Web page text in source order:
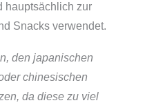
hauptsächlich zur
Snacks verwendet.
den japanischen
chinesischen
da diese zu viel